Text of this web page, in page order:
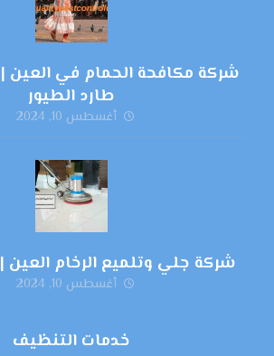
طارد الطيور
أغسطس 10, 2024
شركة جلي وتلميع الرخام العين |0545307678
أغسطس 10, 2024
خدمات التنظيف